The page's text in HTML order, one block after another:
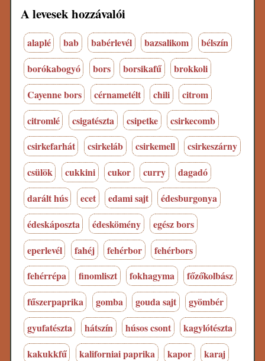
A levesek hozzávalói
alaplé bab babérlevél bazsalikom
bélszín
borókabogyó
bors borsikafű
brokkoli
Cayenne bors
cérnametélt chili
citrom
citromlé
csigatészta csipetke
csirkecomb
csirkefarhát
csirkeláb csirkemell
csirkeszárny
csülök
cukkini cukor curry
dagadó
darált hús
ecet edami sajt
édesburgonya
édeskáposzta
édeskömény
egész bors
eperlevél
fahéj fehérbor
fehérbors
fehérrépa
finomliszt fokhagyma
főzőkolbász
fűszerpaprika
gomba gouda sajt
gyömbér
gyufatészta
hátszín húsos csont
kagylótészta
kakukkfű
kaliforniai paprika kapor
karaj